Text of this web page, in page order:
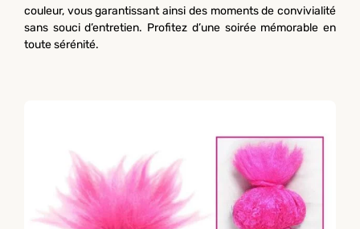
couleur, vous garantissant ainsi des moments de convivialité
sans souci d’entretien. Profitez d’une soirée mémorable en
toute sérénité.